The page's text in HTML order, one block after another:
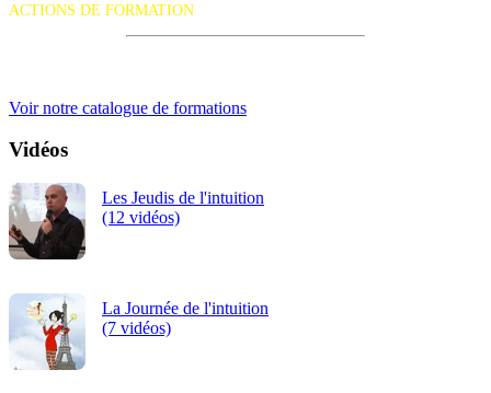
ACTIONS DE FORMATION
Voir notre catalogue de formations
Vidéos
Les Jeudis de l'intuition
(12 vidéos)
La Journée de l'intuition
(7 vidéos)